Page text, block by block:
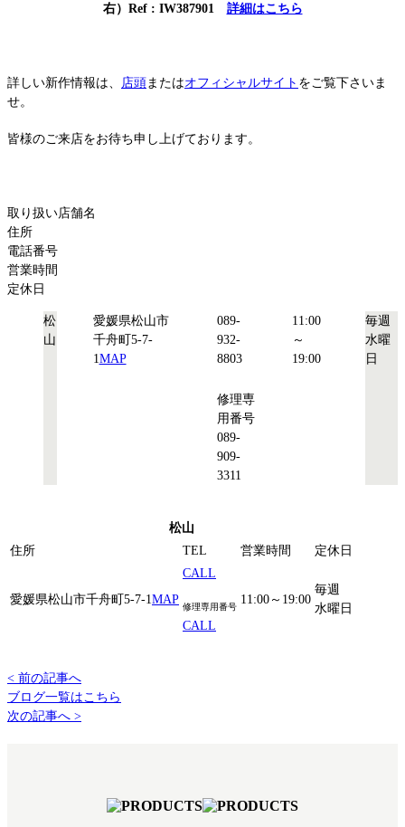
右）Ref : IW387901 詳細はこちら
詳しい新作情報は、 店頭 またはオフィシャルサイト をご覧下さいま
せ。
皆様のご来店をお待ち申し上げております。
取り扱い店舗名
住所
電話番号
営業時間
定休日
松
山
愛媛県松山市
千舟町5-7-
1MAP
089-
932-
8803
修理専
用番号
089-
909-
3311
11:00
～
19:00
毎週
水曜
日
松山
住所
TEL 営業時間 定休日
愛媛県松山市千舟町5-7-1MAP
CALL
修理専用番号
CALL
11:00～19:00
毎週
水曜日
< 前の記事へ
ブログ一覧はこちら
次の記事へ >